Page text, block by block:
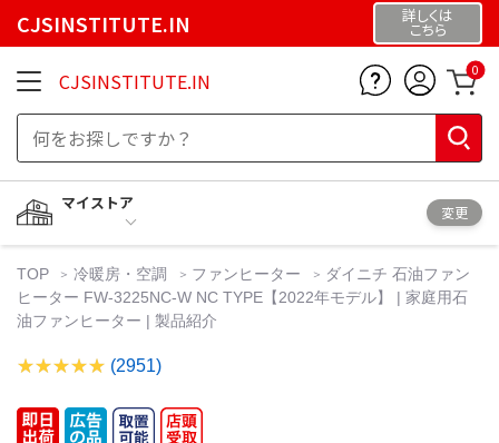
CJSINSTITUTE.IN 詳しくは
こちら
CJSINSTITUTE.IN 0
マイストア
変更
TOP 冷暖房・空調 ファンヒーター
ダイニチ 石油ファン
ヒーター FW-3225NC-W NC TYPE【2022年モデル】 | 家庭用石
油ファンヒーター | 製品紹介
(2951)